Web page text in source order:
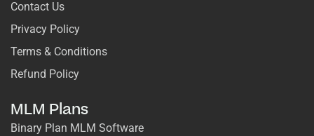
Contact Us
Privacy Policy
Terms & Conditions
Refund Policy
MLM Plans
Binary Plan MLM Software